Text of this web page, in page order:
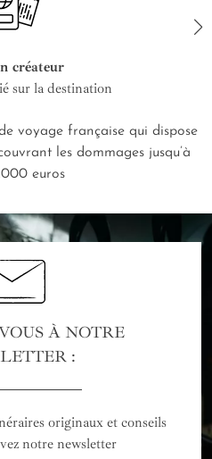
créateur
sur la destination
voyage française qui dispose
les dommages jusqu’à
euros
À NOTRE
:
originaux et conseils
notre newsletter